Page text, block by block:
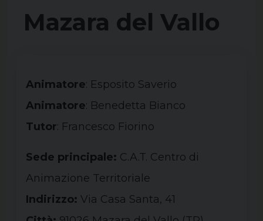
Mazara del Vallo
Animatore: Esposito Saverio
Animatore: Benedetta Bianco
Tutor: Francesco Fiorino
Sede principale: C.A.T. Centro di
Animazione Territoriale
Indirizzo: Via Casa Santa, 41